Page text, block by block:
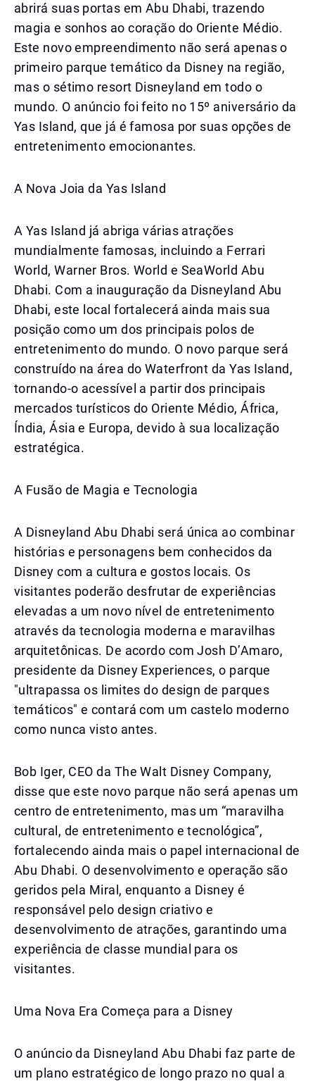
abrirá suas portas em Abu Dhabi, trazendo
magia e sonhos ao coração do Oriente Médio.
Este novo empreendimento não será apenas o
primeiro parque temático da Disney na região,
mas o sétimo resort Disneyland em todo o
mundo. O anúncio foi feito no 15º aniversário da
Yas Island, que já é famosa por suas opções de
entretenimento emocionantes.
A Nova Joia da Yas Island
A Yas Island já abriga várias atrações
mundialmente famosas, incluindo a Ferrari
World, Warner Bros. World e SeaWorld Abu
Dhabi. Com a inauguração da Disneyland Abu
Dhabi, este local fortalecerá ainda mais sua
posição como um dos principais polos de
entretenimento do mundo. O novo parque será
construído na área do Waterfront da Yas Island,
tornando-o acessível a partir dos principais
mercados turísticos do Oriente Médio, África,
Índia, Ásia e Europa, devido à sua localização
estratégica.
A Fusão de Magia e Tecnologia
A Disneyland Abu Dhabi será única ao combinar
histórias e personagens bem conhecidos da
Disney com a cultura e gostos locais. Os
visitantes poderão desfrutar de experiências
elevadas a um novo nível de entretenimento
através da tecnologia moderna e maravilhas
arquitetônicas. De acordo com Josh D’Amaro,
presidente da Disney Experiences, o parque
"ultrapassa os limites do design de parques
temáticos" e contará com um castelo moderno
como nunca visto antes.
Bob Iger, CEO da The Walt Disney Company,
disse que este novo parque não será apenas um
centro de entretenimento, mas um “maravilha
cultural, de entretenimento e tecnológica”,
fortalecendo ainda mais o papel internacional de
Abu Dhabi. O desenvolvimento e operação são
geridos pela Miral, enquanto a Disney é
responsável pelo design criativo e
desenvolvimento de atrações, garantindo uma
experiência de classe mundial para os
visitantes.
Uma Nova Era Começa para a Disney
O anúncio da Disneyland Abu Dhabi faz parte de
um plano estratégico de longo prazo no qual a